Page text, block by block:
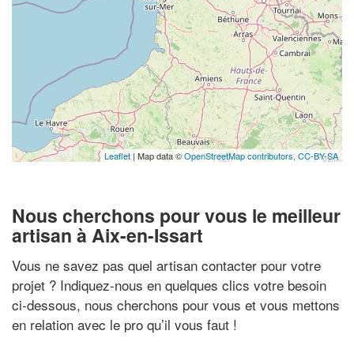
Leaflet | Map data ©OpenStreetMap contributors, CC-BY-SA
Nous cherchons pour vous le meilleur
artisan à Aix-en-Issart
Vous ne savez pas quel artisan contacter pour votre
projet ? Indiquez-nous en quelques clics votre besoin
ci-dessous, nous cherchons pour vous et vous mettons
en relation avec le pro qu’il vous faut !